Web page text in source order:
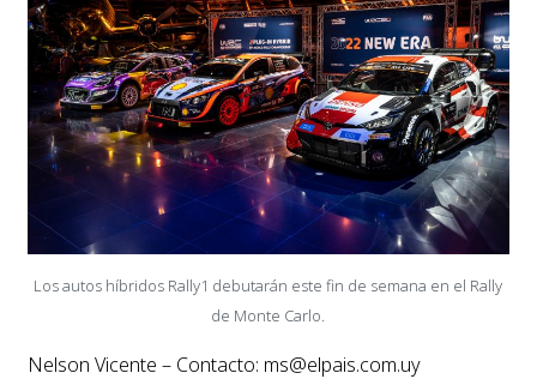
Los autos híbridos Rally1 debutarán este fin de semana en el Rally
de Monte Carlo.
Nelson Vicente – Contacto: ms@elpais.com.uy